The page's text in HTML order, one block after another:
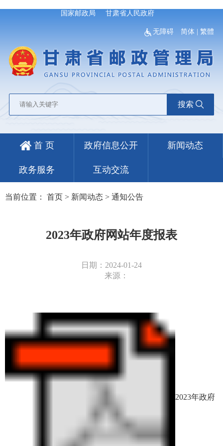
国家邮政局 甘肃省人民政府
无障碍 简体 |繁體
搜索
首 页 政府信息公开 新闻动态
政务服务 互动交流
当前位置： 首页 > 新闻动态 > 通知公告
2023年政府网站年度报表
日期：2024-01-24
来源：
2023年政府